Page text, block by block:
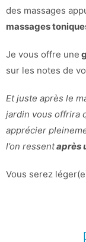
des massages
massages
Je vous offre une
sur les notes de
Et juste après le
jardin vous offrira
apprécier
l’on ressentaprès
Vous serez